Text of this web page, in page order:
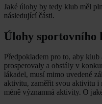
Jaké úlohy by tedy klub měl
následující části.
Úlohy sportovního
Předpokladem pro to, aby
prosperovaly a obstály v
lákadel, musí mimo uvedené
aktivitu, zaměřit svou aktivitu i
méně významná aktivity. O